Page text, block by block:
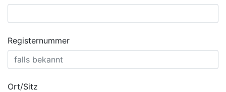
Registernummer
Ort/Sitz